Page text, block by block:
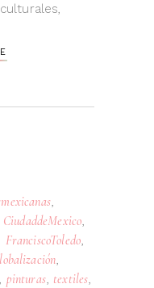
,
CiudaddeMexico,
FranciscoToledo,
,
, pinturas, textiles,